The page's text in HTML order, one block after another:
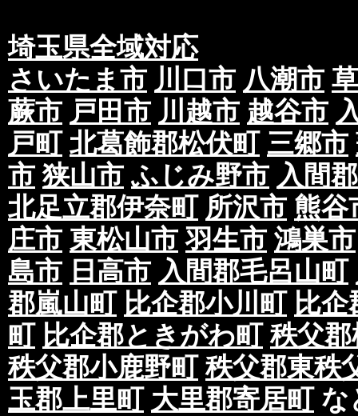
埼玉県全域対応
さいたま市 川口市 八潮市
蕨市 戸田市 川越市 越谷市
戸町 北葛飾郡松伏町 三郷市
市 狭山市 ふじみ野市 入間
北足立郡伊奈町 所沢市 熊谷
庄市 東松山市 羽生市 鴻巣市
島市 日高市 入間郡毛呂山町
郡嵐山町 比企郡小川町 比
町 比企郡ときがわ町 秩父
秩父郡小鹿野町 秩父郡東秩
玉郡上里町 大里郡寄居町な